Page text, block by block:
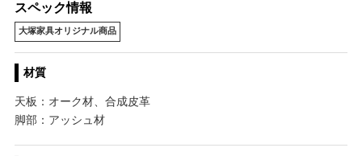
スペック情報
大塚家具オリジナル商品
材質
天板：オーク材、合成皮革
脚部：アッシュ材